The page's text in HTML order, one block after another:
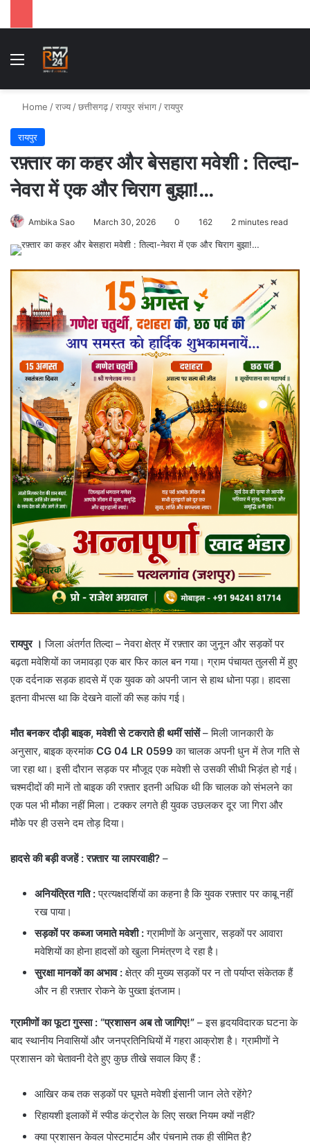
Menu
Home /राज्य /छत्तीसगढ़ /रायपुर संभाग /रायपुर
रायपुर
रफ़्तार का कहर और बेसहारा मवेशी : तिल्दा-
नेवरा में एक और चिराग बुझा!…
Ambika Sao March 30, 2026 0 162 2 minutes read
रायपुर । जिला अंतर्गत तिल्दा – नेवरा क्षेत्र में रफ़्तार का जुनून और सड़कों पर
बढ़ता मवेशियों का जमावड़ा एक बार फिर काल बन गया। ग्राम पंचायत तुलसी में हुए
एक दर्दनाक सड़क हादसे में एक युवक को अपनी जान से हाथ धोना पड़ा। हादसा
इतना वीभत्स था कि देखने वालों की रूह कांप गई।
मौत बनकर दौड़ी बाइक, मवेशी से टकराते ही थमीं सांसें– मिली जानकारी के
अनुसार, बाइक क्रमांकCG 04 LR 0599 का चालक अपनी धुन में तेज गति से
जा रहा था। इसी दौरान सड़क पर मौजूद एक मवेशी से उसकी सीधी भिड़ंत हो गई।
चश्मदीदों की मानें तो बाइक की रफ़्तार इतनी अधिक थी कि चालक को संभलने का
एक पल भी मौका नहीं मिला। टक्कर लगते ही युवक उछलकर दूर जा गिरा और
मौके पर ही उसने दम तोड़ दिया।
हादसे की बड़ी वजहें : रफ़्तार या लापरवाही? –
अनियंत्रित गति :प्रत्यक्षदर्शियों का कहना है कि युवक रफ़्तार पर काबू नहीं
रख पाया।
सड़कों पर कब्जा जमाते मवेशी :ग्रामीणों के अनुसार, सड़कों पर आवारा
मवेशियों का होना हादसों को खुला निमंत्रण दे रहा है।
सुरक्षा मानकों का अभाव : क्षेत्र की मुख्य सड़कों पर न तो पर्याप्त संकेतक हैं
और न ही रफ़्तार रोकने के पुख्ता इंतजाम।
ग्रामीणों का फूटा गुस्सा : “प्रशासन अब तो जागिए!” – इस हृदयविदारक घटना के
बाद स्थानीय निवासियों और जनप्रतिनिधियों में गहरा आक्रोश है। ग्रामीणों ने
प्रशासन को चेतावनी देते हुए कुछ तीखे सवाल किए हैं :
​आखिर कब तक सड़कों पर घूमते मवेशी इंसानी जान लेते रहेंगे?
​रिहायशी इलाकों में स्पीड कंट्रोल के लिए सख्त नियम क्यों नहीं?
​क्या प्रशासन केवल पोस्टमार्टम और पंचनामे तक ही सीमित है?